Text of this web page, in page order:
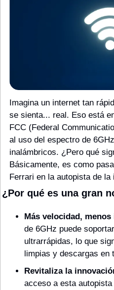
Imagina un internet tan
se sienta... real. Eso está
FCC (Federal
al uso del espectro de
inalámbricos. ¿Pero qué
Básicamente, es como
Ferrari en la autopista de la
¿Por qué es una gran
Más velocidad,
de 6GHz puede
ultrarrápidas, lo que
limpias y descargas en
Revitaliza la
acceso a esta